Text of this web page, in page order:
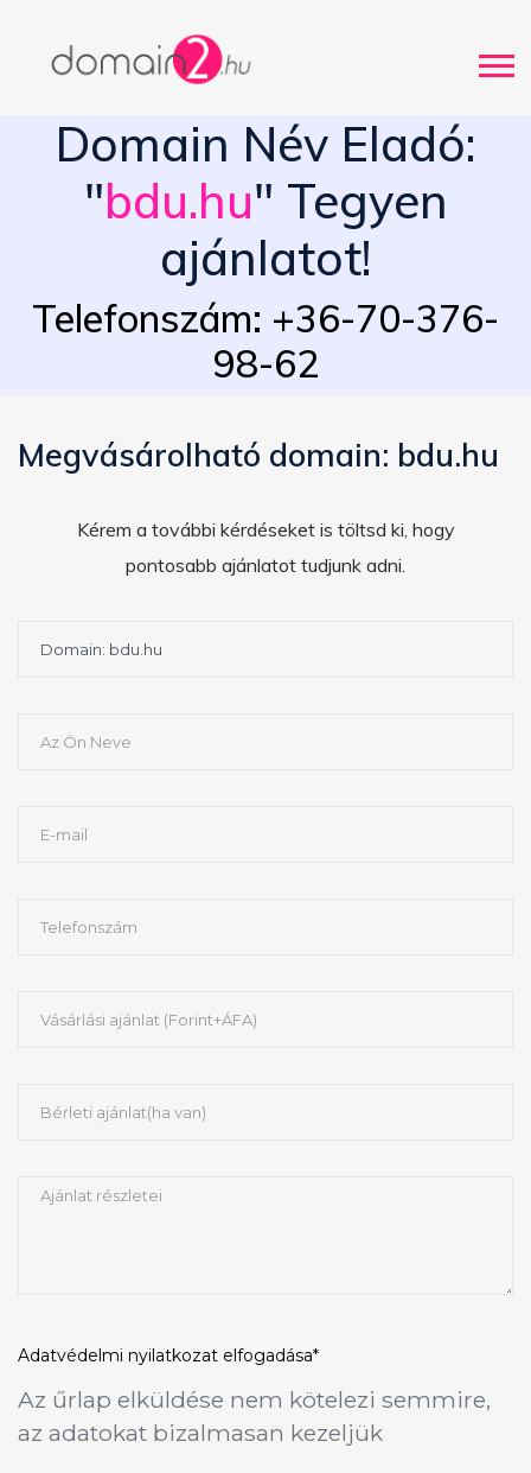
Domain Név Eladó:
"bdu.hu" Tegyen
ajánlatot!
Telefonszám: +36-70-376-
98-62
Megvásárolható domain: bdu.hu
Kérem a további kérdéseket is töltsd ki, hogy
pontosabb ajánlatot tudjunk adni.
Adatvédelmi nyilatkozat elfogadása*
Az űrlap elküldése nem kötelezi semmire,
az adatokat bizalmasan kezeljük